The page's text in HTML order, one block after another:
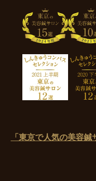
「東京で人気の美容鍼